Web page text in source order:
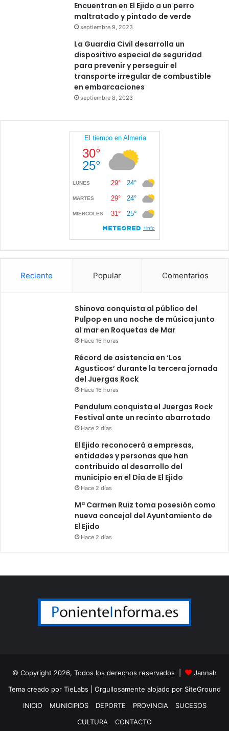
Encuentran en El Ejido a un perro
maltratado y pintado de verde
septiembre 9, 2023
La Guardia Civil desarrolla un
dispositivo especial de seguridad
para prevenir y perseguir el
transporte irregular de combustible
en embarcaciones
septiembre 8, 2023
Reciente Popular Comentarios
Shinova conquista al público del
Pulpop en una noche de música junto
al mar en Roquetas de Mar
Hace 16 horas
Récord de asistencia en ‘Los
Agusticos’ durante la tercera jornada
del Juergas Rock
Hace 16 horas
Pendulum conquista el Juergas Rock
Festival ante un recinto abarrotado
Hace 2 días
El Ejido reconocerá a empresas,
entidades y personas que han
contribuido al desarrollo del
municipio en el Día de El Ejido
Hace 2 días
Mª Carmen Ruiz toma posesión como
nueva concejal del Ayuntamiento de
El Ejido
Hace 2 días
© Copyright 2026, Todos los derechos reservados |
Jannah
Tema creado por TieLabs | Orgullosamente alojado por SiteGround
INICIO
MUNICIPIOS DEPORTE PROVINCIA
SUCESOS
CULTURA
CONTACTO